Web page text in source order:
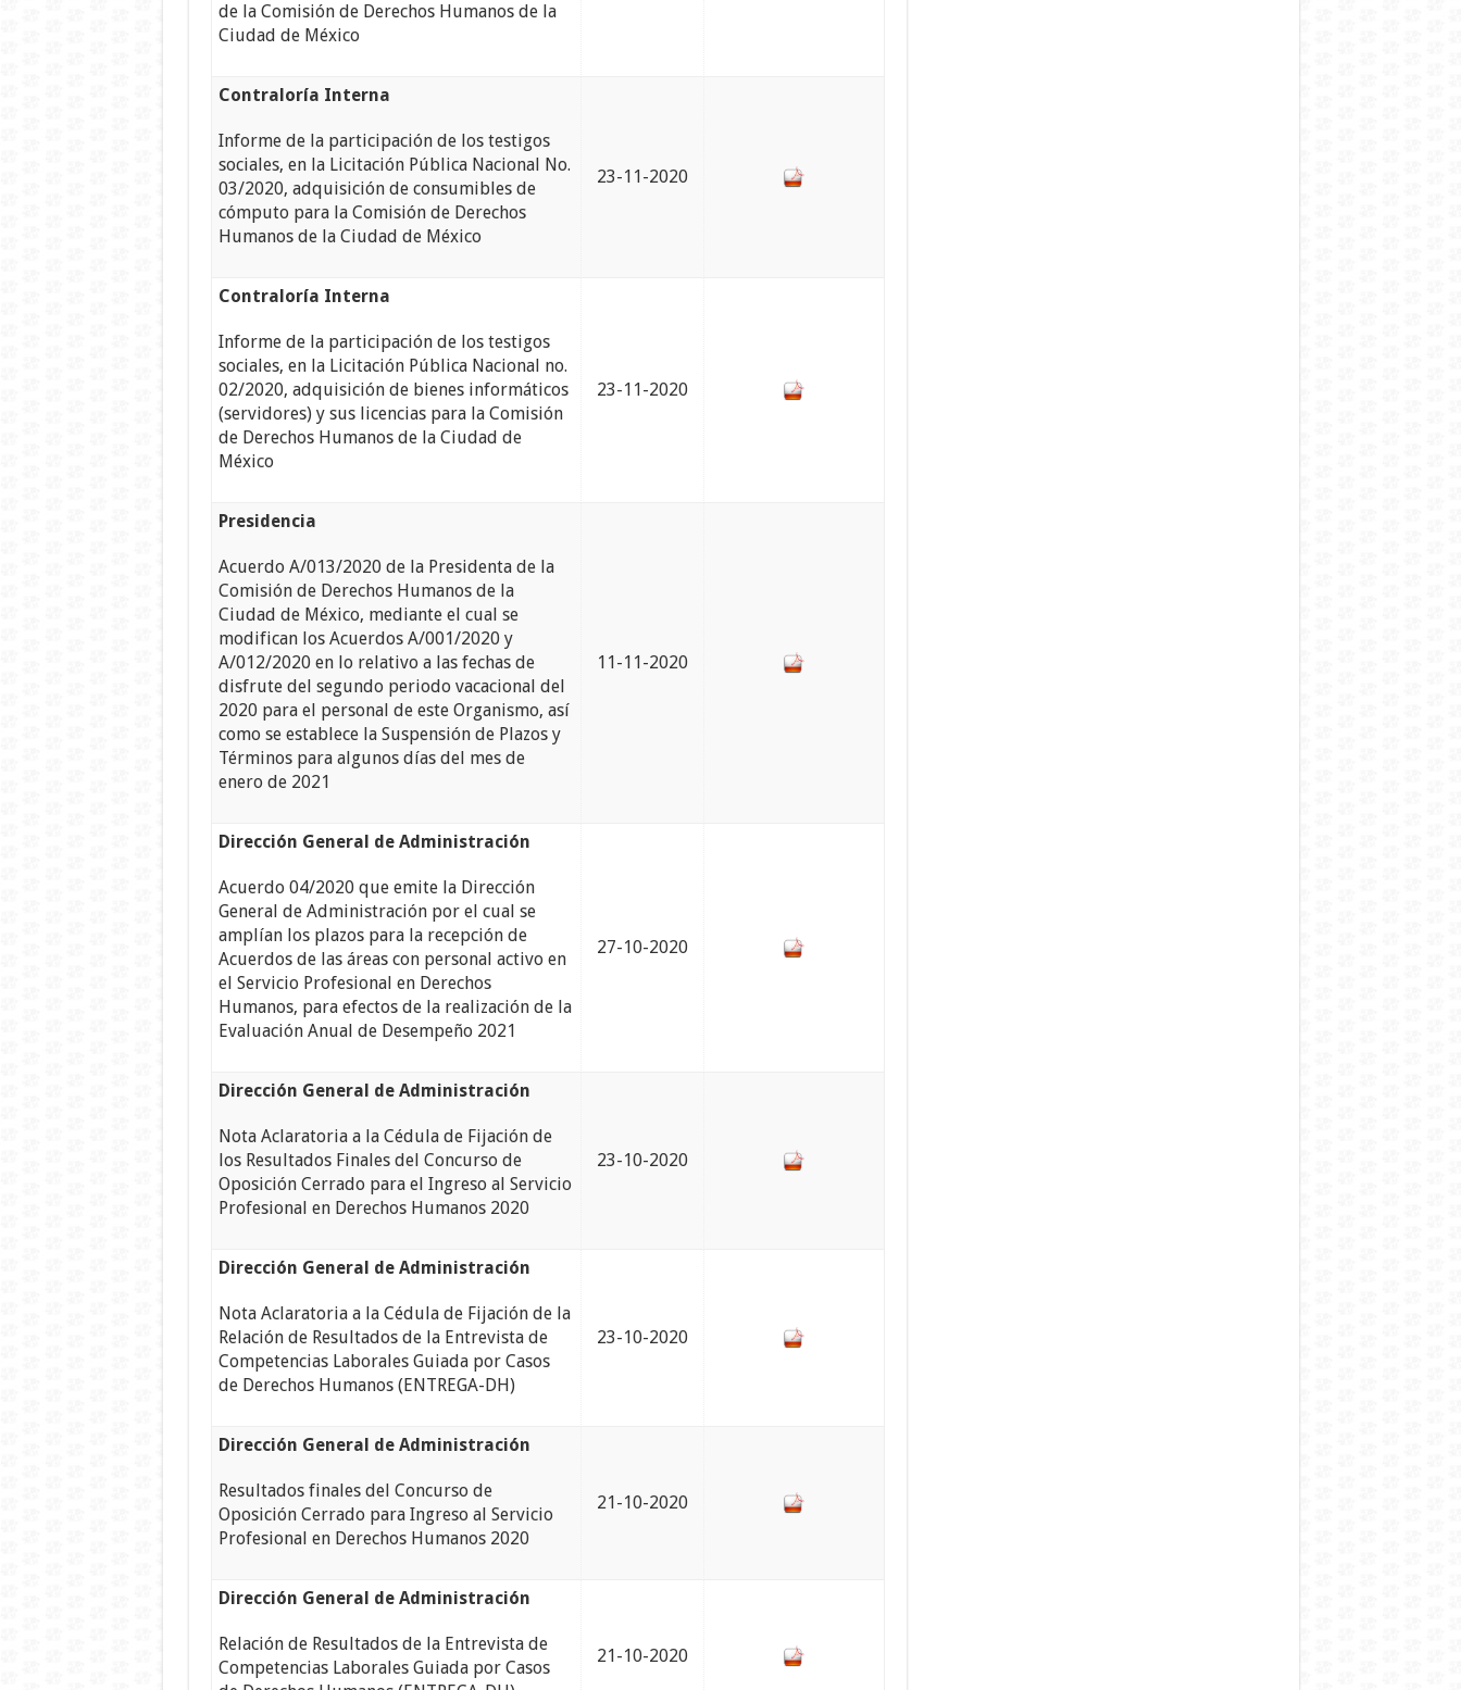
de la Comisión de Derechos Humanos de la
Ciudad de México
Contraloría Interna
Informe de la participación de los testigos
sociales, en la Licitación Pública Nacional No.
03/2020, adquisición de consumibles de
cómputo para la Comisión de Derechos
Humanos de la Ciudad de México
23-11-2020
Contraloría Interna
Informe de la participación de los testigos
sociales, en la Licitación Pública Nacional no.
02/2020, adquisición de bienes informáticos
(servidores) y sus licencias para la Comisión
de Derechos Humanos de la Ciudad de
México
23-11-2020
Presidencia
Acuerdo A/013/2020 de la Presidenta de la
Comisión de Derechos Humanos de la
Ciudad de México, mediante el cual se
modifican los Acuerdos A/001/2020 y
A/012/2020 en lo relativo a las fechas de
disfrute del segundo periodo vacacional del
2020 para el personal de este Organismo, así
como se establece la Suspensión de Plazos y
Términos para algunos días del mes de
enero de 2021
11-11-2020
Dirección General de Administración
Acuerdo 04/2020 que emite la Dirección
General de Administración por el cual se
amplían los plazos para la recepción de
Acuerdos de las áreas con personal activo en
el Servicio Profesional en Derechos
Humanos, para efectos de la realización de la
Evaluación Anual de Desempeño 2021
27-10-2020
Dirección General de Administración
Nota Aclaratoria a la Cédula de Fijación de
los Resultados Finales del Concurso de
Oposición Cerrado para el Ingreso al Servicio
Profesional en Derechos Humanos 2020
23-10-2020
Dirección General de Administración
Nota Aclaratoria a la Cédula de Fijación de la
Relación de Resultados de la Entrevista de
Competencias Laborales Guiada por Casos
de Derechos Humanos (ENTREGA-DH)
23-10-2020
Dirección General de Administración
Resultados finales del Concurso de
Oposición Cerrado para Ingreso al Servicio
Profesional en Derechos Humanos 2020
21-10-2020
Dirección General de Administración
Relación de Resultados de la Entrevista de
Competencias Laborales Guiada por Casos
21-10-2020